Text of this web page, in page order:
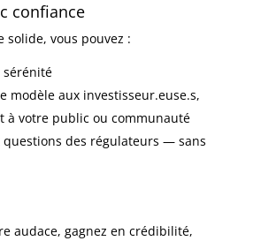
confiance
solide, vous pouvez :
sérénité
modèle aux investisseur.euse.s,
à votre public ou communauté
questions des régulateurs — sans
audace, gagnez en crédibilité,